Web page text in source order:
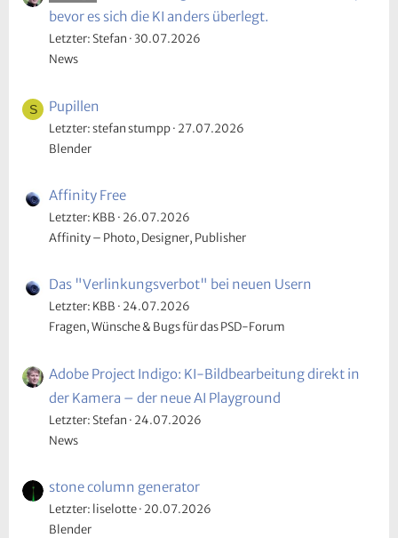
bevor es sich die KI anders überlegt.
Letzter: Stefan 30.07.2026
News
S Pupillen
Letzter: stefan stumpp 27.07.2026
Blender
Affinity Free
Letzter: KBB 26.07.2026
Affinity – Photo, Designer, Publisher
Das "Verlinkungsverbot" bei neuen Usern
Letzter: KBB 24.07.2026
Fragen, Wünsche & Bugs für das PSD-Forum
Adobe Project Indigo: KI-Bildbearbeitung direkt in
der Kamera – der neue AI Playground
Letzter: Stefan 24.07.2026
News
stone column generator
Letzter: liselotte 20.07.2026
Blender